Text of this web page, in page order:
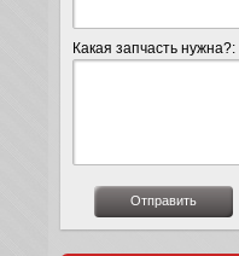
Какая запчасть нужна?: